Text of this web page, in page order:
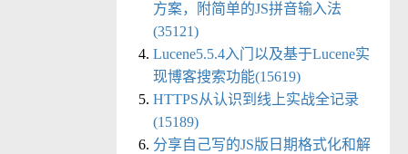
方案，附简单的JS拼音输入法
(35121)
Lucene5.5.4入门以及基于Lucene实
现博客搜索功能(15619)
HTTPS从认识到线上实战全记录
(15189)
分享自己写的JS版日期格式化和解